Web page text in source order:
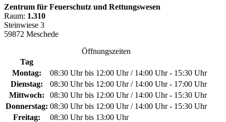
Zentrum für Feuerschutz und Rettungswesen
Raum: 1.310
Steinwiese 3
59872 Meschede
Öffnungszeiten
Tag
Montag:
08:30 Uhr bis 12:00 Uhr / 14:00 Uhr - 15:30 Uhr
Dienstag:
08:30 Uhr bis 12:00 Uhr / 14:00 Uhr - 17:00 Uhr
Mittwoch:
08:30 Uhr bis 12:00 Uhr / 14:00 Uhr - 15:30 Uhr
Donnerstag: 08:30 Uhr bis 12:00 Uhr / 14:00 Uhr - 15:30 Uhr
Freitag:
08:30 Uhr bis 13:00 Uhr